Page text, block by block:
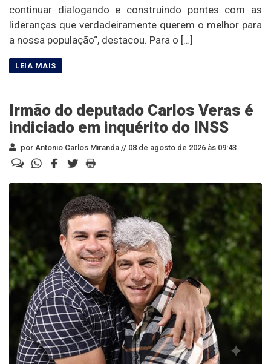
continuar dialogando e construindo pontes com as
lideranças que verdadeiramente querem o melhor para
a nossa população“, destacou. Para o […]
Irmão do deputado Carlos Veras é
indiciado em inquérito do INSS
por Antonio Carlos Miranda // 08 de agosto de 2026 às 09:43